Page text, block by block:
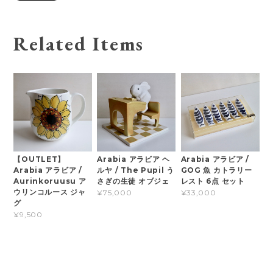
Related Items
【OUTLET】
Arabia アラビア /
Aurinkoruusu ア
ウリンコルース ジャ
グ
¥9,500
Arabia アラビア ヘ
ルヤ / The Pupil う
さぎの生徒 オブジェ
¥75,000
Arabia アラビア /
GOG 魚 カトラリー
レスト 6点 セット
¥33,000